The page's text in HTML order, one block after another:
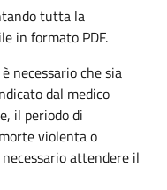
tutta la
in formato PDF.
necessario che sia
dal medico
il periodo di
violenta o
attendere il